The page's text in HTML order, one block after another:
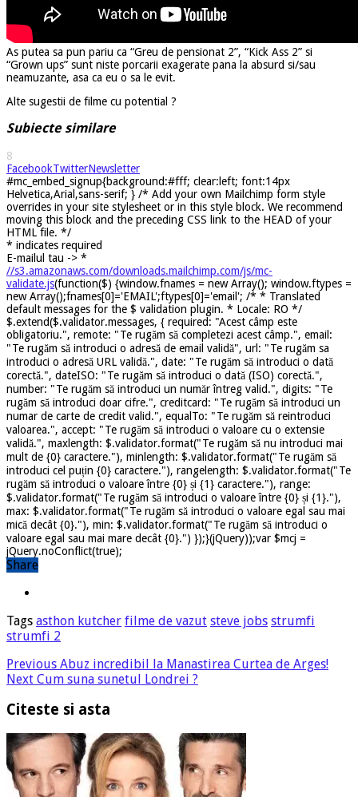
As putea sa pun pariu ca “Greu de pensionat 2”, “Kick Ass 2” si
“Grown ups” sunt niste porcarii exagerate pana la absurd si/sau
neamuzante, asa ca eu o sa le evit.
Alte sugestii de filme cu potential ?
Subiecte similare
8
FacebookTwitterNewsletter
#mc_embed_signup{background:#fff; clear:left; font:14px
Helvetica,Arial,sans-serif; } /* Add your own Mailchimp form style
overrides in your site stylesheet or in this style block. We recommend
moving this block and the preceding CSS link to the HEAD of your
HTML file. */
* indicates required
E-mailul tau -> *
//s3.amazonaws.com/downloads.mailchimp.com/js/mc-
validate.js(function($) {window.fnames = new Array(); window.ftypes =
new Array();fnames[0]='EMAIL';ftypes[0]='email'; /* * Translated
default messages for the $ validation plugin. * Locale: RO */
$.extend($.validator.messages, { required: "Acest câmp este
obligatoriu.", remote: "Te rugăm să completezi acest câmp.", email:
"Te rugăm să introduci o adresă de email validă", url: "Te rugăm sa
introduci o adresă URL validă.", date: "Te rugăm să introduci o dată
corectă.", dateISO: "Te rugăm să introduci o dată (ISO) corectă.",
number: "Te rugăm să introduci un număr întreg valid.", digits: "Te
rugăm să introduci doar cifre.", creditcard: "Te rugăm să introduci un
numar de carte de credit valid.", equalTo: "Te rugăm să reintroduci
valoarea.", accept: "Te rugăm să introduci o valoare cu o extensie
validă.", maxlength: $.validator.format("Te rugăm să nu introduci mai
mult de {0} caractere."), minlength: $.validator.format("Te rugăm să
introduci cel puțin {0} caractere."), rangelength: $.validator.format("Te
rugăm să introduci o valoare între {0} și {1} caractere."), range:
$.validator.format("Te rugăm să introduci o valoare între {0} și {1}."),
max: $.validator.format("Te rugăm să introduci o valoare egal sau mai
mică decât {0}."), min: $.validator.format("Te rugăm să introduci o
valoare egal sau mai mare decât {0}.") });}(jQuery));var $mcj =
jQuery.noConflict(true);
Share
Tags asthon kutcher filme de vazut steve jobs strumfi
strumfi 2
Previous Abuz incredibil la Manastirea Curtea de Arges!
Next Cum suna sunetul Londrei ?
Citeste si asta